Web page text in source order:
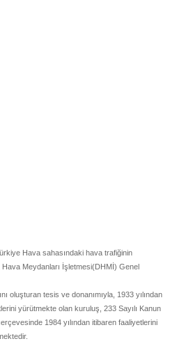
Hava sahasındaki hava trafiğinin
Meydanları İşletmesi(DHMİ) Genel
oluşturan tesis ve donanımıyla, 1933 yılından
yürütmekte olan kuruluş, 233 Sayılı Kanun
1984 yılından itibaren faaliyetlerini